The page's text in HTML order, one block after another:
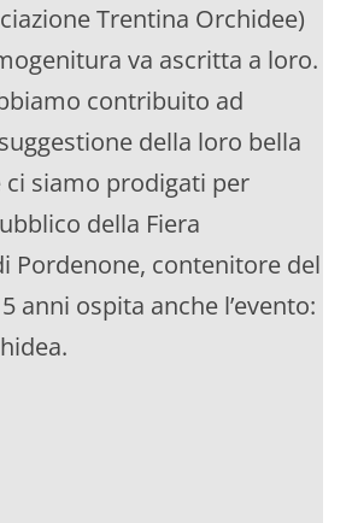
Trentina Orchidee)
va ascritta a loro.
contribuito ad
della loro bella
ci siamo prodigati per
della Fiera
Pordenone, contenitore del
anni ospita anche l’evento: